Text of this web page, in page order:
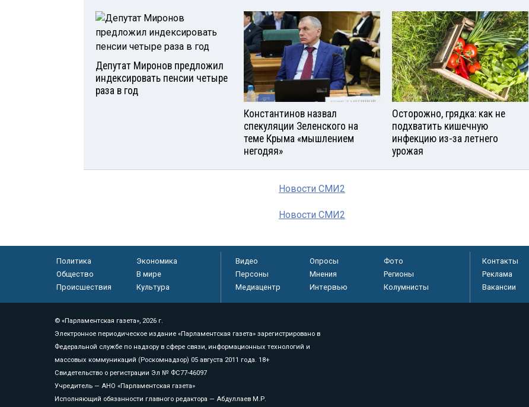
Депутат Миронов предложил
индексировать пенсии четыре
раза в год
Константинов назвал
спекуляции Зеленского на
теме Крыма «мышлением
негодяя»
Осторожно, грядка: как не
подхватить кишечную
инфекцию из-за летнего
урожая
Новости СМИ2
Новости СМИ2
Политика
Экономика
Общество
В мире
Происшествия
Культура
Видео Опросы
Фото
Персоны
Мнения
Регионы
Медиацентр
Интервью Колумнисты
Контакты
Реклама
Вакансии
© «Парламентская газета», 2026 г.
Электронное периодическое издание «Парламентская газета» зарегистрировано в
Федеральной службе по надзору в сфере связи, информационных технологий и
массовых коммуникаций (Роскомнадзор) 05 августа 2011 года. 18+
Свидетельство о регистрации Эл № ФС77-46097
Учредитель — АНО «Парламентская газета»
Исполняющий обязанности главного редактора — Абдуллаев М.Р.